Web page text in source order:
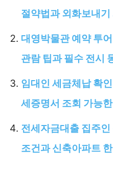
절약법과 외화보내기
대영박물관 예약 투
관람 팁과 필수 전시
임대인 세금체납 확
세증명서 조회 가능한
전세자금대출 집주
조건과 신축아파트